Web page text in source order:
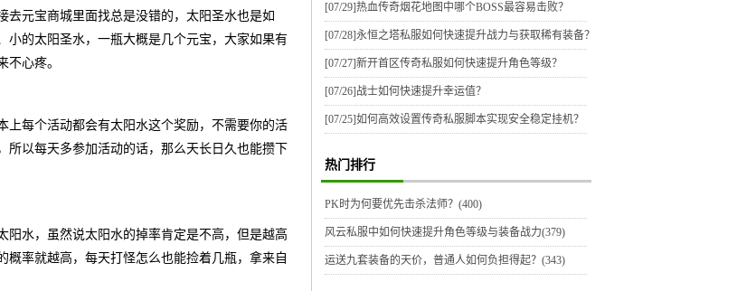
元宝商城里面找总是没错的，太阳圣水也是如
小的太阳圣水，一瓶大概是几个元宝，大家如果有
不心疼。
上每个活动都会有太阳水这个奖励，不需要你的活
所以每天多参加活动的话，那么天长日久也能攒下
阳水，虽然说太阳水的掉率肯定是不高，但是越高
率就越高，每天打怪怎么也能捡着几瓶，拿来自
[07/29]热血传奇烟花地图中哪个BOSS最容易击败？
[07/28]永恒之塔私服如何快速提升战力与获取稀有装备？
[07/27]新开首区传奇私服如何快速提升角色等级？
[07/26] 战士如何快速提升幸运值？
[07/25]如何高效设置传奇私服脚本实现安全稳定挂机？
热门排行
PK时为何要优先击杀法师？(400)
风云私服中如何快速提升角色等级与装备战力(379)
运送九套装备的天价，普通人如何负担得起？(343)